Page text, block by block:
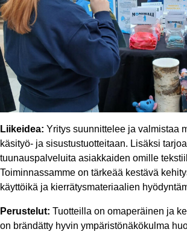
Liikeidea: Yritys suunnittelee ja valmistaa
käsityö- ja sisustustuotteitaan. Lisäksi
tuunauspalveluita asiakkaiden omille
Toiminnassamme on tärkeää kestävä
käyttöikä ja kierrätysmateriaalien
Perustelut: Tuotteilla on omaperäinen ja
on brändätty hyvin ympäristönäkökulma